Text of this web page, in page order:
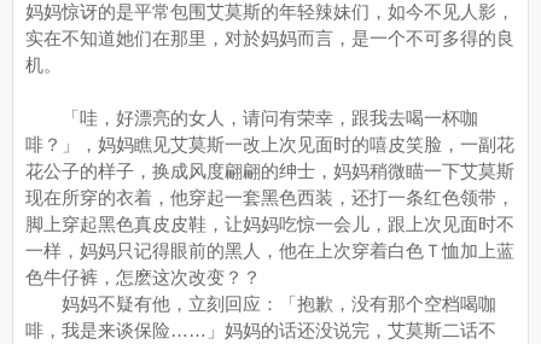
妈妈惊讶的是平常包围艾莫斯的年轻辣妹们，如今不见人影，
实在不知道她们在那里，对於妈妈而言，是一个不可多得的良
机。
「哇，好漂亮的女人，请问有荣幸，跟我去喝一杯咖
啡？」，妈妈瞧见艾莫斯一改上次见面时的嘻皮笑脸，一副花
花公子的样子，换成风度翩翩的绅士，妈妈稍微瞄一下艾莫斯
现在所穿的衣着，他穿起一套黑色西装，还打一条红色领带，
脚上穿起黑色真皮皮鞋，让妈妈吃惊一会儿，跟上次见面时不
一样，妈妈只记得眼前的黑人，他在上次穿着白色Ｔ恤加上蓝
色牛仔裤，怎麽这次改变？？
妈妈不疑有他，立刻回应：「抱歉，没有那个空档喝咖
啡，我是来谈保险……」妈妈的话还没说完，艾莫斯二话不